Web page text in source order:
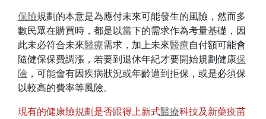
保險規劃的本意是為應付未來可能發生的風險，然而多
數民眾在購買時，都是以當下的需求作為考量基礎，因
此未必符合未來醫療需求，加上未來醫療自付額可能會
隨健保保費調漲，若要到退休年紀才要開始規劃健康保
險 ，可能會有因疾病狀況或年齡遭到拒保，或是必須保
以較高的費率等風險。
現有的健康險規劃是否跟得上新式醫療科技及新藥疫苗